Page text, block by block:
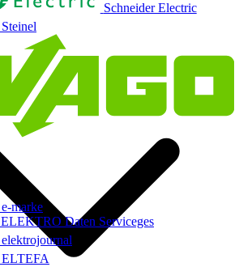
Schneider Electric
Steinel
e-marke
ELEKTRO Daten Serviceges
elektrojournal
ELTEFA